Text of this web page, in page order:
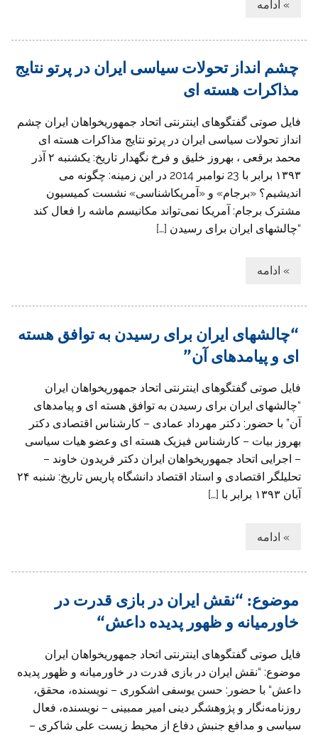
» ادامه
چشم انداز تحولات سیاسی ایران در پرتو نتایج
مذاکرات هسته ای
فایل صوتی گفتگوهای اینترنتی اتحاد جمهوريخواهان ايران چشم
انداز تحولات سیاسی ایران در پرتو نتایج مذاکرات هسته ای
محمد برقعی ، بهروز خلیق و فرخ نگهدار تاريخ: یکشنبه ۲ آذر
۱۳۹۳ برابر با 23 نوامبر 2014 در این زمینه: چگونه می
اندیشیم؟ «برجام»‌ و «آمریکاشناسی»‌ نشست کمیسیون
مشترک برجام: آمریکا نمی‌تواند مکانیسم ماشه را فعال کند
“چالشهای ایران برای رسیدن […]
» ادامه
“چالشهای ایران برای رسیدن به توافق هسته
ای و پیامدهای آن”
فایل صوتی گفتگوهای اینترنتی اتحاد جمهوريخواهان ايران
“چالشهای ایران برای رسیدن به توافق هسته ای و پیامدهای
آن” با حضور: دکتر مهرداد عمادی – کارشناس اقتصادی دکتر
بهروز بیات – کارشناس فیزیک هسته ای وعضو هیات سیاسی
– اجرایی اتحاد جمهوريخواهان ايران دکتر فریدون خاوند –
تحلیلگر اقتصادی و استاد اقتصاد دانشگاه پاریس تاريخ: شنبه ۲۴
آبان ۱۳۹۳ برابر با […]
» ادامه
موضوع: “نقش ایران در بازی قدرت در
خاورمیانه و ظهور پدیده داعش“
فایل صوتی گفتگوهای اینترنتی اتحاد جمهوريخواهان ايران
موضوع: “نقش ایران در بازی قدرت در خاورمیانه و ظهور پدیده
داعش“ با حضور: حسن یوسفی اشکوری – نویسنده، محقق،
روزنامه‌نگار و پژوهشگر دینی امیر ممبینی – نویسنده، فعال
سیاسی و مدافع جنبش دفاع از محیط زیست علی شاکری –